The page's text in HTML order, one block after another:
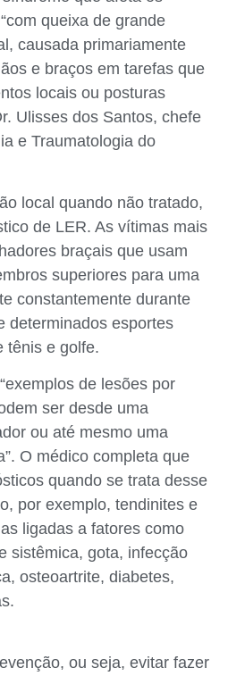
queixa de grande
causada primariamente
e braços em tarefas que
locais ou posturas
Ulisses dos Santos, chefe
e Traumatologia do
local quando não tratado,
de LER. As vítimas mais
braçais que usam
superiores para uma
constantemente durante
determinados esportes
tênis e golfe.
de lesões por
ser desde uma
ou até mesmo uma
O médico completa que
quando se trata desse
por exemplo, tendinites e
ligadas a fatores como
sistêmica, gota, infecção
osteoartrite, diabetes,
ou seja, evitar fazer